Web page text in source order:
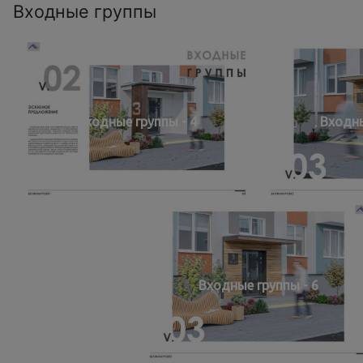
Входные группы
Входные группы - 4
Входные группы - 6